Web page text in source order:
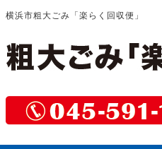
横浜市粗大ごみ「楽らく回収便」